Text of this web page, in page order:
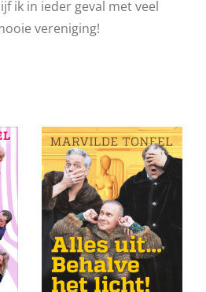
ik in ieder geval met veel
vereniging!